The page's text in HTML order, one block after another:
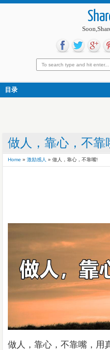
目录
做人，靠心，不靠
Home » 激励感人 » 做人，靠心，不靠嘴!
做人，靠心，不靠嘴，用